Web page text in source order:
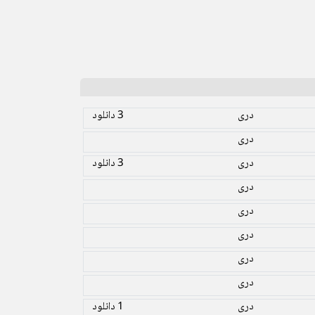
دری
3 دانلود
دری
دری
3 دانلود
دری
دری
دری
دری
دری
دری
1 دانلود